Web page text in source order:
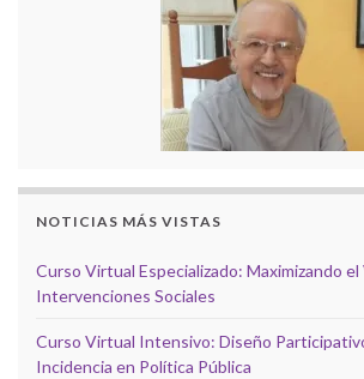
NOTICIAS MÁS VISTAS
Curso Virtual Especializado: Maximizando el
Intervenciones Sociales
Curso Virtual Intensivo: Diseño
Incidencia en Política Pública